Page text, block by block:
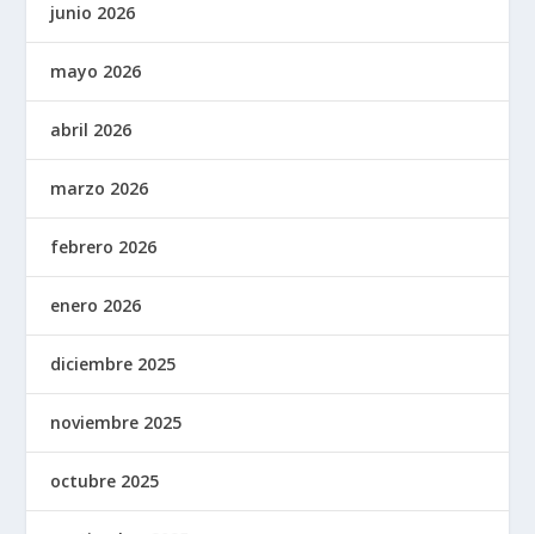
junio 2026
mayo 2026
abril 2026
marzo 2026
febrero 2026
enero 2026
diciembre 2025
noviembre 2025
octubre 2025